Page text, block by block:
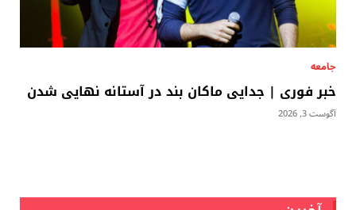
جامعه
خبر فوری | جدایی ماکان بند در آستانه نهایی شدن
آگوست 3, 2026